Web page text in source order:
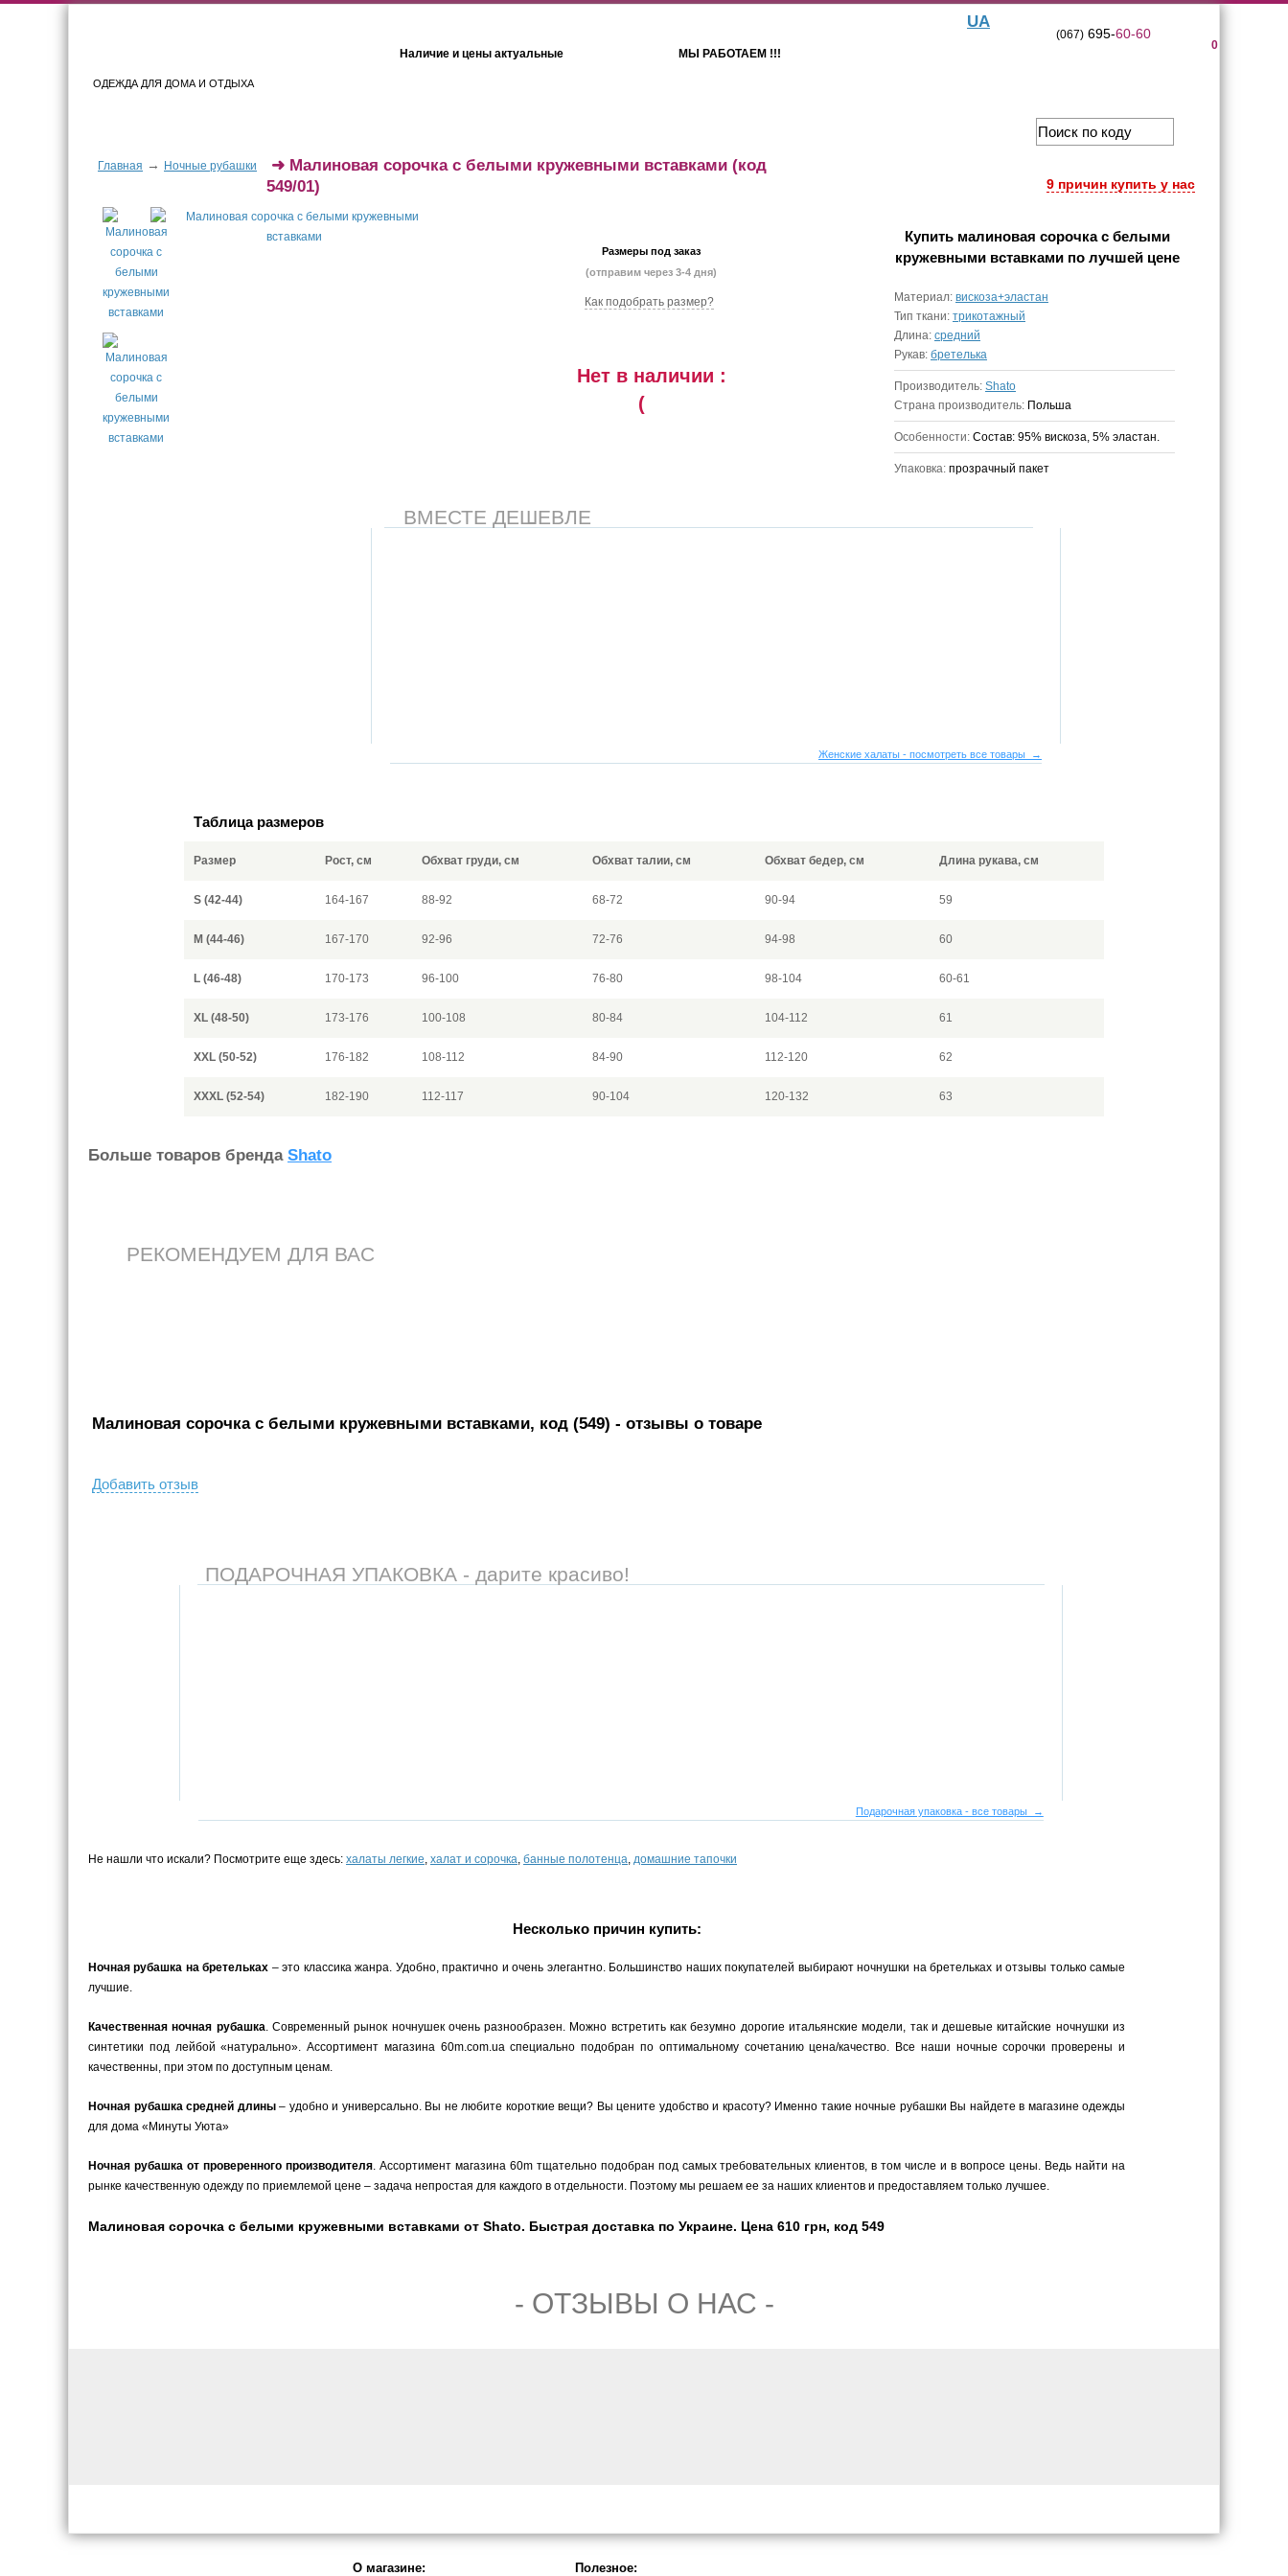
ОДЕЖДА ДЛЯ ДОМА И ОТДЫХА
Наличие и цены актуальные МЫ РАБОТАЕМ !!!
UA
0
(067)695-60-60
Главная → Ночные рубашки
9 причин купить у нас
➜ Малиновая сорочка с белыми кружевными вставками (код
549/01)
Размеры под заказ
(отправим через 3-4 дня)
Как подобрать размер?
Нет в наличии :
(
Купить малиновая сорочка с белыми
кружевными вставкамипо лучшей цене
Материал: вискоза+эластан
Тип ткани: трикотажный
Длина: средний
Рукав: бретелька
Производитель: Shato
Страна производитель: Польша
Особенности: Состав: 95% вискоза, 5% эластан.
Упаковка: прозрачный пакет
ВМЕСТЕ ДЕШЕВЛЕ
Женские халаты - посмотреть все товары →
Таблица размеров
Размер Рост, см Обхват груди, см Обхват талии, см Обхват бедер, см Длина рукава, см
S (42-44) 164-167 88-92 68-72 90-94 59
M (44-46) 167-170 92-96 72-76 94-98 60
L (46-48) 170-173 96-100 76-80 98-104 60-61
XL (48-50) 173-176 100-108 80-84 104-112 61
XXL (50-52) 176-182 108-112 84-90 112-120 62
XXXL (52-54) 182-190 112-117 90-104 120-132 63
Больше товаров бренда Shato
РЕКОМЕНДУЕМ ДЛЯ ВАС
Малиновая сорочка с белыми кружевными вставками, код (549) - отзывы о товаре
Добавить отзыв
ПОДАРОЧНАЯ УПАКОВКА - дарите красиво!
Подарочная упаковка - все товары →
Не нашли что искали? Посмотрите еще здесь: халаты легкие, халат и сорочка, банные полотенца, домашние тапочки
Несколько причин купить:
Ночная рубашка на бретельках – это классика жанра. Удобно, практично и очень элегантно. Большинство наших покупателей выбирают ночнушки на бретельках и отзывы только самые
лучшие.
Качественная ночная рубашка. Современный рынок ночнушек очень разнообразен. Можно встретить как безумно дорогие итальянские модели, так и дешевые китайские ночнушки из
синтетики под лейбой «натурально». Ассортимент магазина 60m.com.ua специально подобран по оптимальному сочетанию цена/качество. Все наши ночные сорочки проверены и
качественны, при этом по доступным ценам.
Ночная рубашка средней длины– удобно и универсально. Вы не любите короткие вещи? Вы цените удобство и красоту? Именно такие ночные рубашки Вы найдете в магазине одежды
для дома «Минуты Уюта»
Ночная рубашка от проверенного производителя. Ассортимент магазина 60m тщательно подобран под самых требовательных клиентов, в том числе и в вопросе цены. Ведь найти на
рынке качественную одежду по приемлемой цене – задача непростая для каждого в отдельности. Поэтому мы решаем ее за наших клиентов и предоставляем только лучшее.
Малиновая сорочка с белыми кружевными вставками от Shato. Быстрая доставка по Украине. Цена 610 грн, код 549
- ОТЗЫВЫ О НАС -
О магазине: Полезное: